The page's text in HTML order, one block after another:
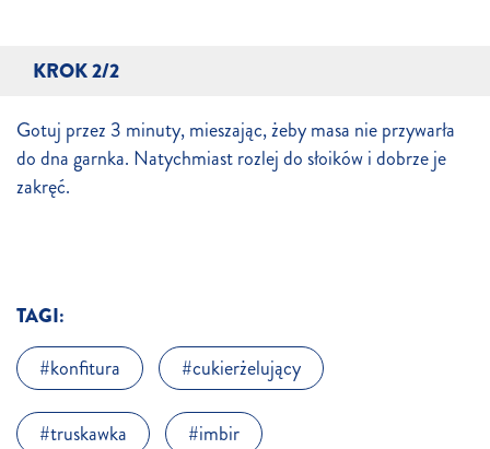
KROK 2/2
Gotuj przez 3 minuty, mieszając, żeby masa nie przywarła
do dna garnka. Natychmiast rozlej do słoików i dobrze je
zakręć.
TAGI:
konfitura
cukierżelujący
truskawka imbir